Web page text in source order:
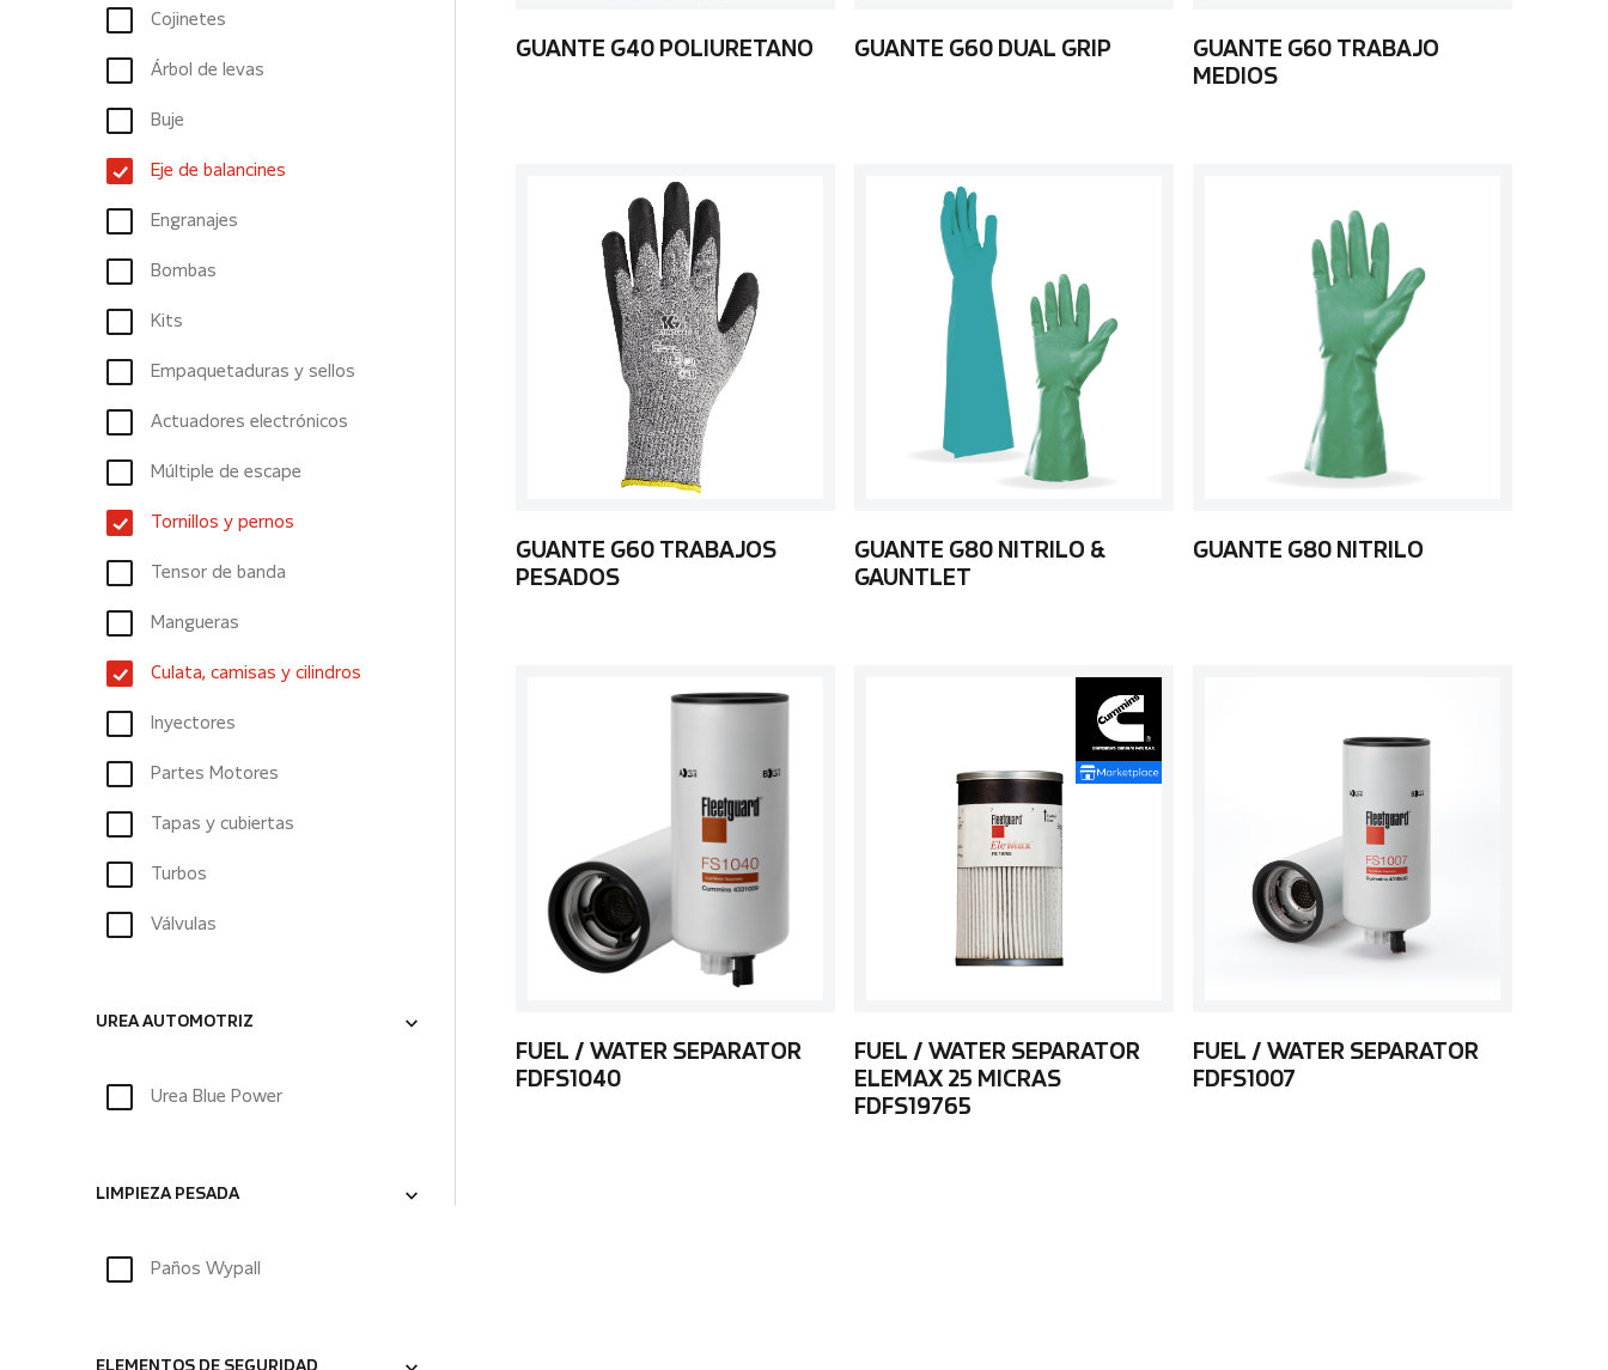
Cojinetes
Árbol de levas
Buje
Eje de balancines
Engranajes
Bombas
Kits
Empaquetaduras y sellos
Actuadores electrónicos
Múltiple de escape
Tornillos y pernos
Tensor de banda
Mangueras
Culata, camisas y cilindros
Inyectores
Partes Motores
Tapas y cubiertas
Turbos
Válvulas
UREA AUTOMOTRIZ
Urea Blue Power
LIMPIEZA PESADA
Paños Wypall
GUANTE G40 POLIURETANO GUANTE G60 DUAL GRIP
GUANTE G60 TRABAJO
MEDIOS
GUANTE G60 TRABAJOS
PESADOS
GUANTE G80 NITRILO &
GAUNTLET
GUANTE G80 NITRILO
FUEL / WATER SEPARATOR
FDFS1040
FUEL / WATER SEPARATOR
ELEMAX 25 MICRAS
FDFS19765
FUEL / WATER SEPARATOR
FDFS1007